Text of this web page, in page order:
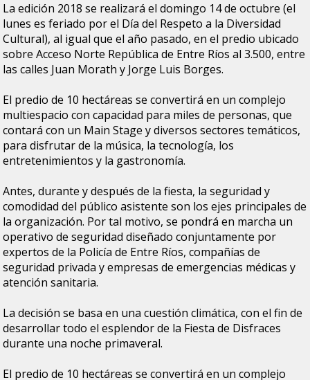
La edición 2018 se realizará el domingo 14 de octubre (el
lunes es feriado por el Día del Respeto a la Diversidad
Cultural), al igual que el año pasado, en el predio ubicado
sobre Acceso Norte República de Entre Ríos al 3.500, entre
las calles Juan Morath y Jorge Luis Borges.
El predio de 10 hectáreas se convertirá en un complejo
multiespacio con capacidad para miles de personas, que
contará con un Main Stage y diversos sectores temáticos,
para disfrutar de la música, la tecnología, los
entretenimientos y la gastronomía.
Antes, durante y después de la fiesta, la seguridad y
comodidad del público asistente son los ejes principales de
la organización. Por tal motivo, se pondrá en marcha un
operativo de seguridad diseñado conjuntamente por
expertos de la Policía de Entre Ríos, compañías de
seguridad privada y empresas de emergencias médicas y
atención sanitaria.
La decisión se basa en una cuestión climática, con el fin de
desarrollar todo el esplendor de la Fiesta de Disfraces
durante una noche primaveral.
El predio de 10 hectáreas se convertirá en un complejo